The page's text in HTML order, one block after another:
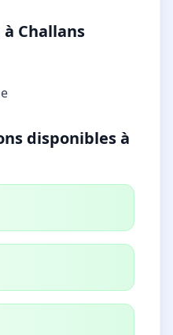
Challans
disponibles à